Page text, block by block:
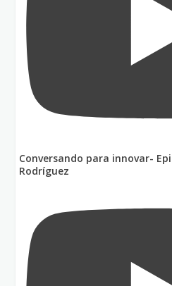
Conversando para innovar-
Rodríguez